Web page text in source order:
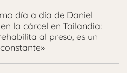
día a día de Daniel
la cárcel en Tailandia:
al preso, es un